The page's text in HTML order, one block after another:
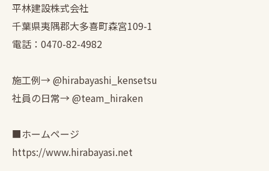
平林建設株式会社
千葉県夷隅郡大多喜町森宮109-1
電話：0470-82-4982
施工例→ @hirabayashi_kensetsu
社員の日常→ @team_hiraken
■ホームページ
https://www.hirabayasi.net